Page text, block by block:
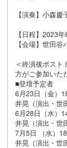
【演奏】小森
【日程】2023
【会場】世田
＜終演後ポスト
方がご参加いた
■登壇予定者
6月23日（金）
井晃（演出・世
6月28日（水）
井晃（演出・世
7月5日 （水）
井晃（演出・世